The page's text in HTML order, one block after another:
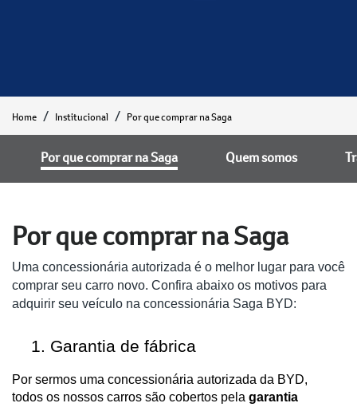
Home Institucional Por que comprar na Saga
Por que comprar na Saga Quem somos
Por que comprar na Saga
Uma concessionária autorizada é o melhor lugar para você
comprar seu carro novo. Confira abaixo os motivos para
adquirir seu veículo na concessionária Saga BYD:
Garantia de fábrica
Por sermos uma concessionária autorizada da BYD,
todos os nossos carros são cobertos pela garantia